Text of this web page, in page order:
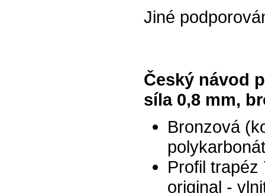
Jiné
Český návod
síla 0,8 mm,
Bronzová
Profil
original -